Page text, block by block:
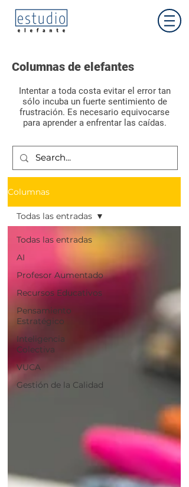
Columnas de elefantes
Intentar a toda costa evitar el error tan
sólo incuba un fuerte sentimiento de
frustración. Es necesario equivocarse
para aprender a enfrentar las caídas.
Columnas
Todas las entradas
AI
Profesor Aumentado
Recursos Educativos
Pensamiento
Estratégico
Inteligencia
Colectiva
VUCA
Gestión de la Calidad
Todas las entradas